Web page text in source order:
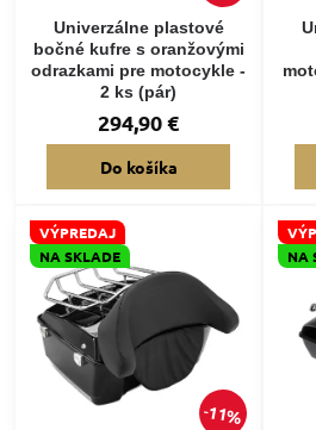
Univerzálne plastové
bočné kufre s oranžovými
odrazkami pre motocykle -
2 ks (pár)
294,90 €
Do košíka
11%
VÝPREDAJ
NA SKLADE
NA